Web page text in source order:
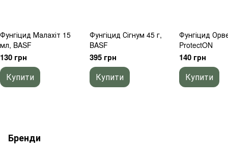
Фунгіцид Малахіт 15
мл, BASF
130 грн
Купити
Фунгіцид Сігнум 45 г,
BASF
395 грн
Купити
Фунгіцид
ProtectON
140 грн
Купити
Бренди